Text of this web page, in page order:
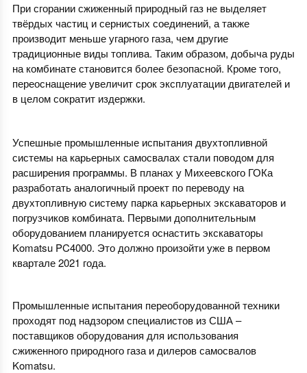
При сгорании сжиженный природный газ не выделяет
твёрдых частиц и сернистых соединений, а также
производит меньше угарного газа, чем другие
традиционные виды топлива. Таким образом, добыча руды
на комбинате становится более безопасной. Кроме того,
переоснащение увеличит срок эксплуатации двигателей и
в целом сократит издержки.
Успешные промышленные испытания двухтопливной
системы на карьерных самосвалах стали поводом для
расширения программы. В планах у Михеевского ГОКа
разработать аналогичный проект по переводу на
двухтопливную систему парка карьерных экскаваторов и
погрузчиков комбината. Первыми дополнительным
оборудованием планируется оснастить экскаваторы
Komatsu PC4000. Это должно произойти уже в первом
квартале 2021 года.
Промышленные испытания переоборудованной техники
проходят под надзором специалистов из США –
поставщиков оборудования для использования
сжиженного природного газа и дилеров самосвалов
Komatsu.